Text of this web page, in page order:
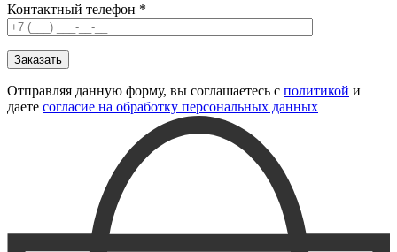
Контактный телефон *
Отправляя данную форму, вы соглашаетесь с политикой и
даете согласие на обработку персональных данных